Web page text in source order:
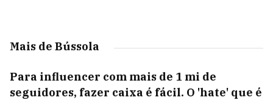
Mais de Bússola
Para influencer com mais de 1 mi de
seguidores, fazer caixa é fácil. O 'hate' que é